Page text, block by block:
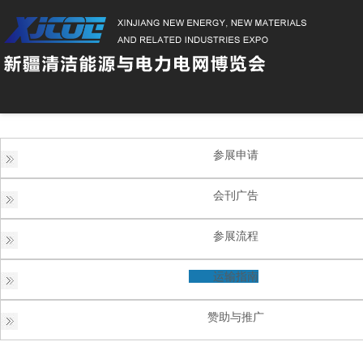
参展申请
会刊广告
参展流程
运输指南
赞助与推广